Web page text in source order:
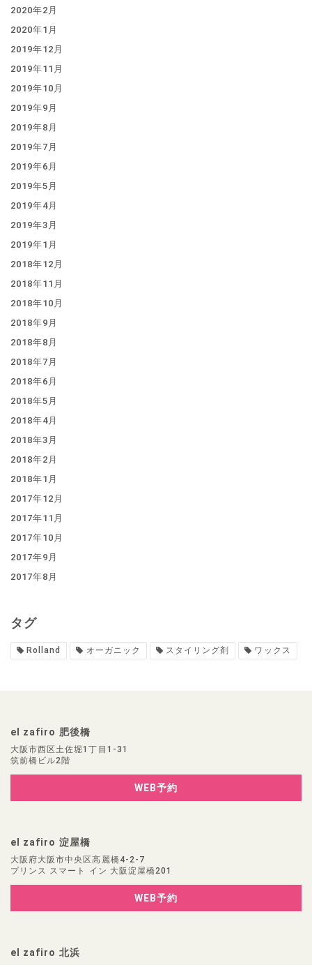
2020年2月
2020年1月
2019年12月
2019年11月
2019年10月
2019年9月
2019年8月
2019年7月
2019年6月
2019年5月
2019年4月
2019年3月
2019年1月
2018年12月
2018年11月
2018年10月
2018年9月
2018年8月
2018年7月
2018年6月
2018年5月
2018年4月
2018年3月
2018年2月
2018年1月
2017年12月
2017年11月
2017年10月
2017年9月
2017年8月
タグ
Rolland オーガニック スタイリング剤 ワックス
el zafiro 肥後橋
大阪市西区土佐堀1丁目1-31
筑前橋ビル2階
WEB予約
el zafiro 淀屋橋
大阪府大阪市中央区高麗橋4-2-7
プリンス スマート イン 大阪淀屋橋201
WEB予約
el zafiro 北浜